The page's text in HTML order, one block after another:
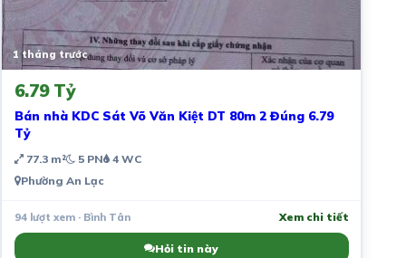
1 tháng trước
6.79 Tỷ
Bán nhà KDC Sát Võ Văn Kiệt DT 80m 2 Đúng 6.79
Tỷ
77.3 m² 5 PN 4 WC
Phường An Lạc
94 lượt xem · Bình Tân Xem chi tiết
Hỏi tin này